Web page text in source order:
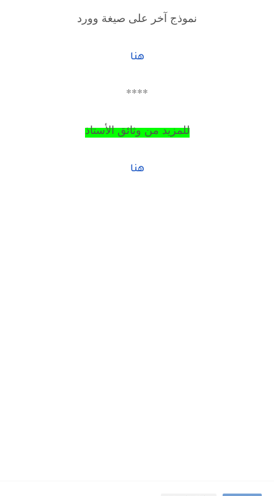
نموذج آخر على صيغة وورد
هنا
****
للمزيد من وثائق الأستاذ
هنا